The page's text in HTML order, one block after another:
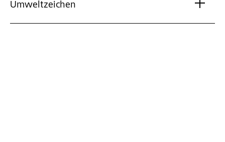
Umweltzeichen